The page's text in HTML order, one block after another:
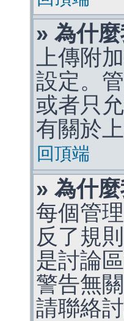
» 為什
上傳附
設定。
或者只
有關於
回頂端
» 為什
每個管
反了規
是討論
警告無
請聯絡